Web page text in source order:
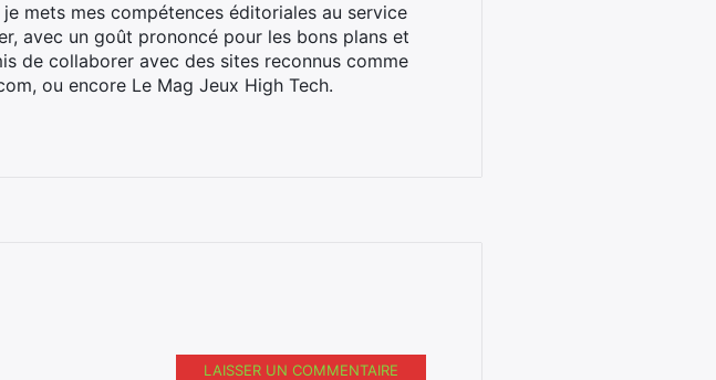
mets mes compétences éditoriales au service
avec un goût prononcé pour les bons plans et
de collaborer avec des sites reconnus comme
ou encore Le Mag Jeux High Tech.
LAISSER UN COMMENTAIRE